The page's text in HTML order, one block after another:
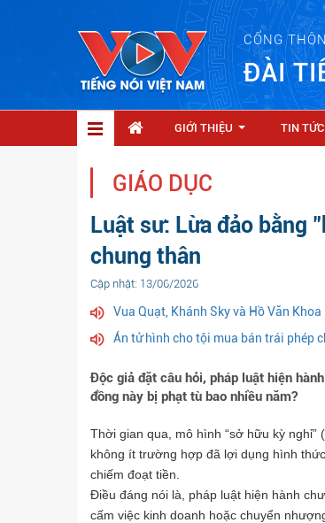
CỔNG
ĐÀI
GIỚI THIỆU TIN
GIÁO DỤC
Luật sư: Lừa đảo bằng
chung thân
Cập nhật: 13/06/2026
Vua Quạt, Khánh Sky và Hồ Văn
Án tử hình cho tội mua bán trái phép
Độc giả đặt câu hỏi, pháp luật hiện
đồng này bị phạt tù bao nhiều năm?
Thời gian qua, mô hình “sở hữu kỳ nghỉ”
không ít trường hợp đã lợi dụng hình
chiếm đoạt tiền.
Điều đáng nói là, pháp luật hiện hành
cấm việc kinh doanh hoặc chuyển